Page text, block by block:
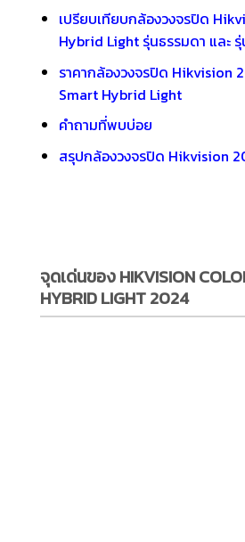
เปรียบเทียบกล้องวงจรปิด
Hybrid Light รุ่นธรรมดา และ
ราคากล้องวงจรปิด Hikvision
Smart Hybrid Light
คำถามที่พบบ่อย
สรุปกล้องวงจรปิด Hikvision
จุดเด่นของ HIKVISION
HYBRID LIGHT 2024